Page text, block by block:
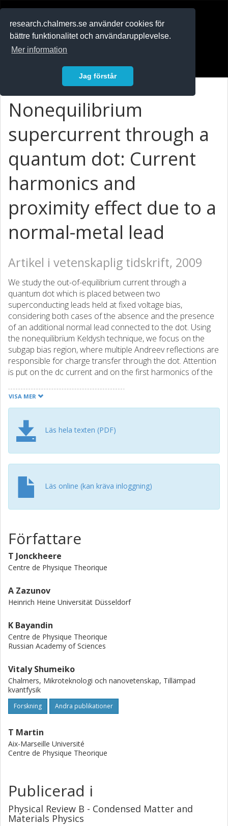
research.chalmers.se använder cookies för
bättre funktionalitet och användarupplevelse.
Mer information
Jag förstår
Nonequilibrium
supercurrent through a
quantum dot: Current
harmonics and
proximity effect due to a
normal-metal lead
Artikel i vetenskaplig tidskrift, 2009
We study the out-of-equilibrium current through a
quantum dot which is placed between two
superconducting leads held at fixed voltage bias,
considering both cases of the absence and the presence
of an additional normal lead connected to the dot. Using
the nonequilibrium Keldysh technique, we focus on the
subgap bias region, where multiple Andreev reflections are
responsible for charge transfer through the dot. Attention
is put on the dc current and on the first harmonics of the
dot level, we first investigate the crossover between a
quantum-dot and quantum point-contact regimes in the
normal electrode connected to the dot, which is
understood to lead to dephasing, or alternatively to induce
reverse proximity effect. By increasing the dot coupling to
the normal probe, we show the full crossover from zero
Josephson current in the presence of the normal lead and
find it in excellent agreement with the values of the
nonequlibrium current extrapolated at zero voltage.
VISA MER
Läs hela texten (PDF)
Läs online (kan kräva inloggning)
Författare
T Jonckheere
Centre de Physique Theorique
A Zazunov
Heinrich Heine Universität Düsseldorf
K Bayandin
Centre de Physique Theorique
Russian Academy of Sciences
Vitaly Shumeiko
Chalmers, Mikroteknologi och nanovetenskap, Tillämpad
kvantfysik
Forskning Andra publikationer
T Martin
Aix-Marseille Université
Centre de Physique Theorique
Publicerad i
Physical Review B - Condensed Matter and
Materials Physics